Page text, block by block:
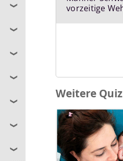
Weitere Quiz